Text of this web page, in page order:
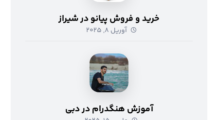
خرید و فروش پیانو در شیراز
آوریل ۸, ۲۰۲۵
آموزش هنگدرام در دبی